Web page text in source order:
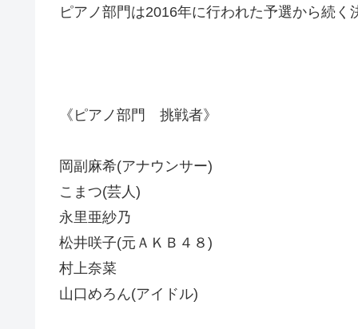
ピアノ部門は2016年に行われた予選から続く
《ピアノ部門 挑戦者》
岡副麻希(アナウンサー)
こまつ(芸人)
永里亜紗乃
松井咲子(元ＡＫＢ４８)
村上奈菜
山口めろん(アイドル)